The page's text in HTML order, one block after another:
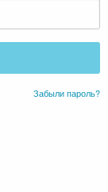
Забыли пароль?